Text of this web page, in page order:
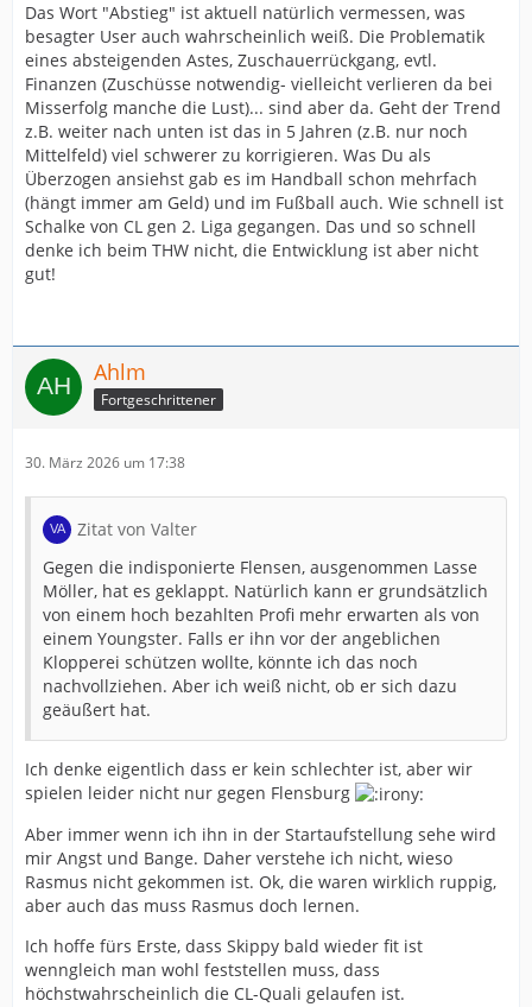
Das Wort "Abstieg" ist aktuell natürlich vermessen, was
besagter User auch wahrscheinlich weiß. Die Problematik
eines absteigenden Astes, Zuschauerrückgang, evtl.
Finanzen (Zuschüsse notwendig- vielleicht verlieren da bei
Misserfolg manche die Lust)... sind aber da. Geht der Trend
z.B. weiter nach unten ist das in 5 Jahren (z.B. nur noch
Mittelfeld) viel schwerer zu korrigieren. Was Du als
Überzogen ansiehst gab es im Handball schon mehrfach
(hängt immer am Geld) und im Fußball auch. Wie schnell ist
Schalke von CL gen 2. Liga gegangen. Das und so schnell
denke ich beim THW nicht, die Entwicklung ist aber nicht
gut!
Ahlm
Fortgeschrittener
30. März 2026 um 17:38
Zitat von Valter
Gegen die indisponierte Flensen, ausgenommen Lasse
Möller, hat es geklappt. Natürlich kann er grundsätzlich
von einem hoch bezahlten Profi mehr erwarten als von
einem Youngster. Falls er ihn vor der angeblichen
Klopperei schützen wollte, könnte ich das noch
nachvollziehen. Aber ich weiß nicht, ob er sich dazu
geäußert hat.
Ich denke eigentlich dass er kein schlechter ist, aber wir
spielen leider nicht nur gegen Flensburg
Aber immer wenn ich ihn in der Startaufstellung sehe wird
mir Angst und Bange. Daher verstehe ich nicht, wieso
Rasmus nicht gekommen ist. Ok, die waren wirklich ruppig,
aber auch das muss Rasmus doch lernen.
Ich hoffe fürs Erste, dass Skippy bald wieder fit ist
wenngleich man wohl feststellen muss, dass
höchstwahrscheinlich die CL-Quali gelaufen ist.